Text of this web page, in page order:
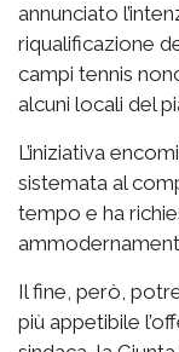
annunciato
riqualificazione
campi tennis
alcuni locali del
L’iniziativa
sistemata al
tempo e ha
Il fine, però,
più appetibile